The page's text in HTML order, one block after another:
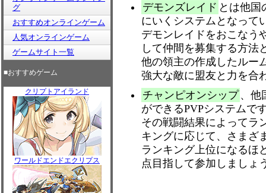
グ
おすすめオンラインゲーム
人気オンラインゲーム
ゲームサイト一覧
■おすすめゲーム
クリプトアイランド
ワールドエンドエクリプス
デモンズレイド とは他国
にいくシステムとなって
デモンレイドをおこなう
して仲間を募集する方法
他の領主の作成したルー
強大な敵に盟友と力を合
チャンピオンシップ 、他
ができるPVPシステムで
その戦闘結果によってラ
キングに応じて、さまざ
ランキング上位になるほ
点目指して参加しましょ